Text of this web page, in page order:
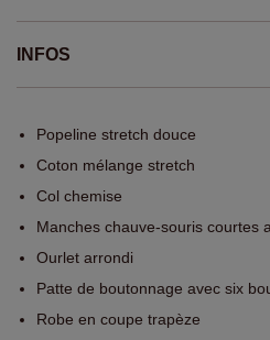
INFOS
Popeline stretch douce
Coton mélange stretch
Col chemise
Manches chauve-souris courtes
Ourlet arrondi
Patte de boutonnage avec six
Robe en coupe trapèze